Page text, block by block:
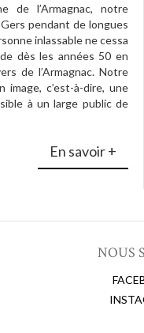
de l’Armagnac, notre
pendant de longues
inlassable ne cessa
dès les années 50 en
de l’Armagnac. Notre
image, c’est-à-dire, une
à un large public de
En savoir +
NOUS